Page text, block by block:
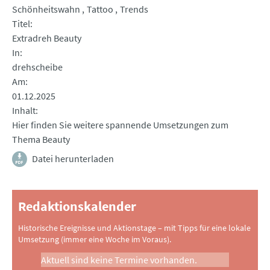
Schönheitswahn Tattoo Trends
Titel
Extradreh Beauty
In
drehscheibe
Am
01.12.2025
Inhalt
Hier finden Sie weitere spannende Umsetzungen zum
Thema Beauty
Datei herunterladen
Redaktionskalender
Historische Ereignisse und Aktionstage – mit Tipps für eine lokale
Umsetzung (immer eine Woche im Voraus).
Aktuell sind keine Termine vorhanden.